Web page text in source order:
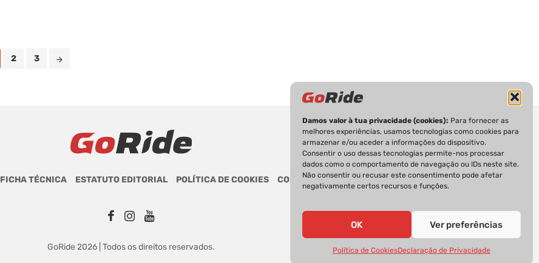
Damos valor à tua privacidade (cookies): Para fornecer as
melhores experiências, usamos tecnologias como cookies para
armazenar e/ou aceder a informações do dispositivo.
Consentir o uso dessas tecnologias permite-nos processar
dados como o comportamento de navegação ou IDs neste site.
Não consentir ou recusar este consentimento pode afetar
negativamente certos recursos e funções.
OK Ver preferências
Política de CookiesDeclaração de Privacidade
2 3
FICHA TÉCNICA ESTATUTO EDITORIAL POLÍTICA DE COOKIES CONTACTOS
GoRide 2026 | Todos os direitos reservados.